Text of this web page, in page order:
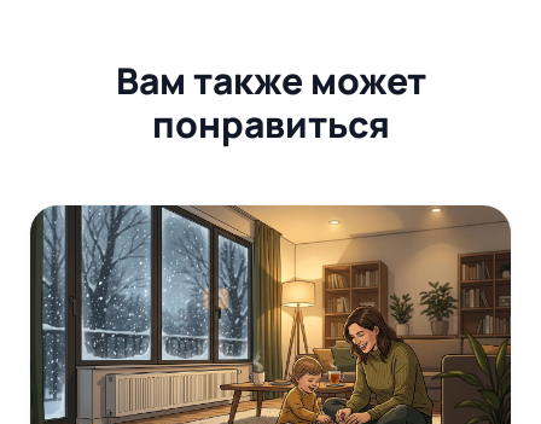
Вам также может
понравиться